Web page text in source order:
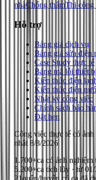
nhàChống thấmThi công
Hỗ trợ
Bảng giá dịch vụ
Bảng giá sửa điện
Case Study thực tế
Bảng mã lỗi thiết bị
Kiến thức điện
Kiến thức điện
Nhật ký công việc
Chính sách bảo
Đặt hẹn
Công việc thực tế có ảnh
nhật 8/8/2026
1.700+ca có ảnh nghiệm
5.200+ca tích lũy · từ
21quận/huyện có ca đã